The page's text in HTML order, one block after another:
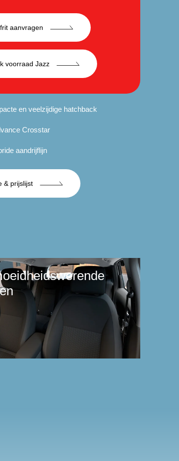
aanvragen
voorraad Jazz
en veelzijdige hatchback
Crosstar
aandrijflijn
& prijslijst